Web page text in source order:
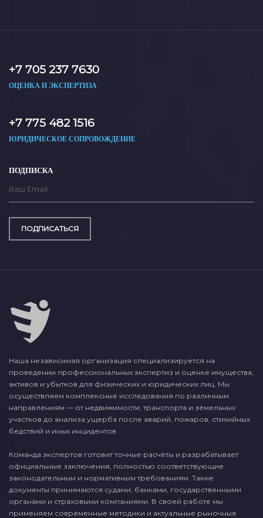
+7 705 237 7630
ОЦЕНКА И ЭКСПЕРТИЗА
+7 775 482 1516
ЮРИДИЧЕСКОЕ СОПРОВОЖДЕНИЕ
ПОДПИСКА
ПОДПИСАТЬСЯ
Наша независимая организация специализируется на
проведении профессиональных экспертиз и оценке имущества,
активов и убытков для физических и юридических лиц. Мы
осуществляем комплексные исследования по различным
направлениям — от недвижимости, транспорта и земельных
участков до анализа ущерба после аварий, пожаров, стихийных
бедствий и иных инцидентов.
Команда экспертов готовит точные расчёты и разрабатывает
официальные заключения, полностью соответствующие
законодательным и нормативным требованиям. Такие
документы принимаются судами, банками, государственными
органами и страховыми компаниями. В своей работе мы
применяем современные методики и актуальные рыночные